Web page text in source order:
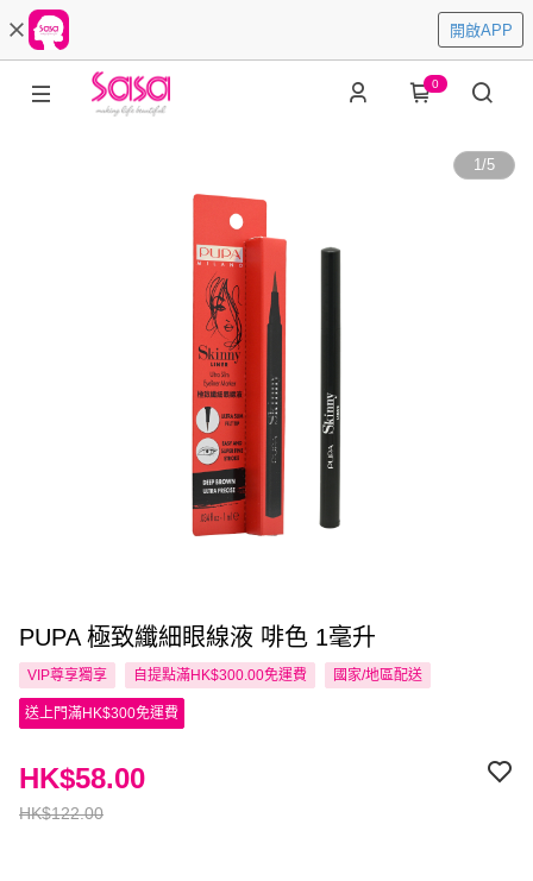
開啟APP
0
1/5
PUPA 極致纖細眼線液 啡色 1毫升
VIP尊享獨享 自提點滿HK$300.00免運費 國家/地區配送
送上門滿HK$300免運費
HK$122.00
HK$58.00